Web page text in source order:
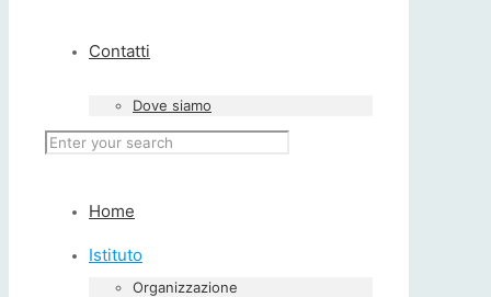
Contatti
Dove siamo
Home
Istituto
Organizzazione